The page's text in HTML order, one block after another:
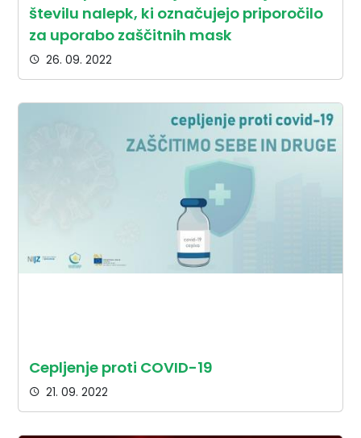
številu nalepk, ki označujejo priporočilo
za uporabo zaščitnih mask
26. 09. 2022
Cepljenje proti COVID-19
21. 09. 2022